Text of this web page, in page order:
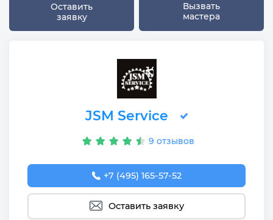
Оставить
заявку
Вызвать
мастера
JSM Service
9 отзывов
+7 (495) 165-57-52
Оставить заявку